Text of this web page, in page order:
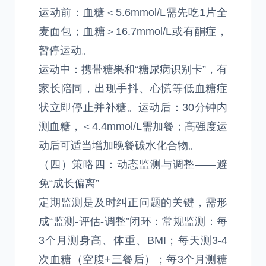
运动前：血糖＜5.6mmol/L需先吃1片全
麦面包；血糖＞16.7mmol/L或有酮症，
暂停运动。
运动中：携带糖果和“糖尿病识别卡”，有
家长陪同，出现手抖、心慌等低血糖症
状立即停止并补糖。运动后：30分钟内
测血糖，＜4.4mmol/L需加餐；高强度运
动后可适当增加晚餐碳水化合物。
（四）策略四：动态监测与调整——避
免“成长偏离”
定期监测是及时纠正问题的关键，需形
成“监测-评估-调整”闭环：常规监测：每
3个月测身高、体重、BMI；每天测3-4
次血糖（空腹+三餐后）；每3个月测糖